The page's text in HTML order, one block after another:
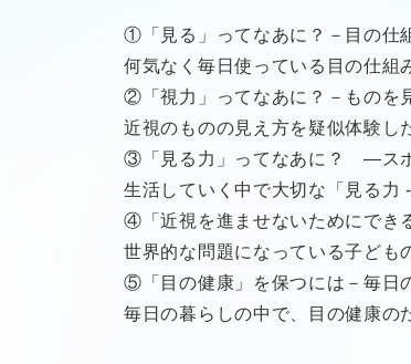
①「見る」ってなあに？－目の仕
何気なく毎日使っている目の仕組
②「視力」ってなあに？－ものを
近視のものの見え方を疑似体験し
③「見る力」ってなあに？ ―ス
生活していく中で大切な「見る力
④「近視を進ませないためにでき
世界的な問題になっている子ども
⑤「目の健康」を保つには－毎日
毎日の暮らしの中で、目の健康の